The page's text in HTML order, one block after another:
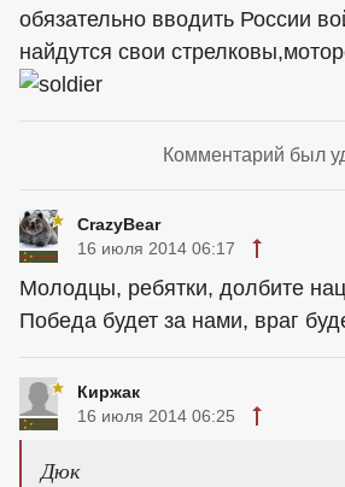
обязательно вводить России
найдутся свои
Комментарий был
CrazyBear
16 июля 2014 06:17
Молодцы, ребятки, долбите
Победа будет за нами, враг
Киржак
16 июля 2014 06:25
Дюк